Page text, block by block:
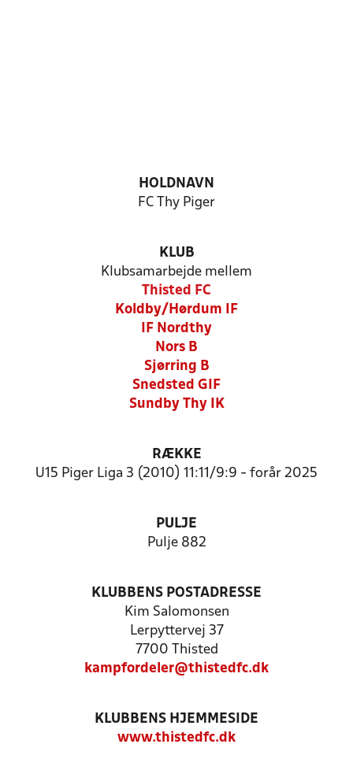
HOLDNAVN
FC Thy Piger
KLUB
Klubsamarbejde mellem
Thisted FC
Koldby/Hørdum IF
IF Nordthy
Nors B
Sjørring B
Snedsted GIF
Sundby Thy IK
RÆKKE
U15 Piger Liga 3 (2010) 11:11/9:9 - forår 2025
PULJE
Pulje 882
KLUBBENS POSTADRESSE
Kim Salomonsen
Lerpyttervej 37
7700 Thisted
kampfordeler@thistedfc.dk
KLUBBENS HJEMMESIDE
www.thistedfc.dk